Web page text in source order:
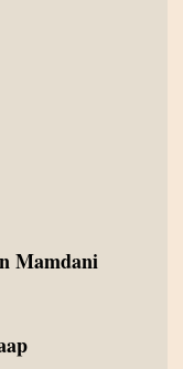
Mamdani